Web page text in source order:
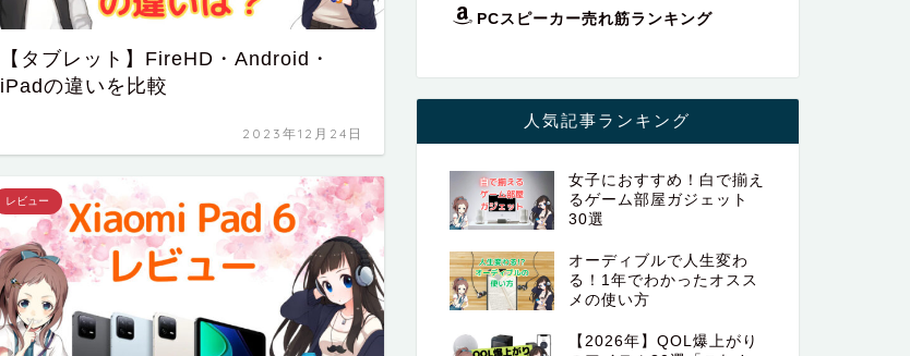
【タブレット】FireHD・Android・
iPadの違いを比較
2023年12月24日
レビュー
PCスピーカー売れ筋ランキング
人気記事ランキング
女子におすすめ！白で揃え
るゲーム部屋ガジェット
30選
オーディブルで人生変わ
る！1年でわかったオスス
メの使い方
【2026年】QOL爆上がり